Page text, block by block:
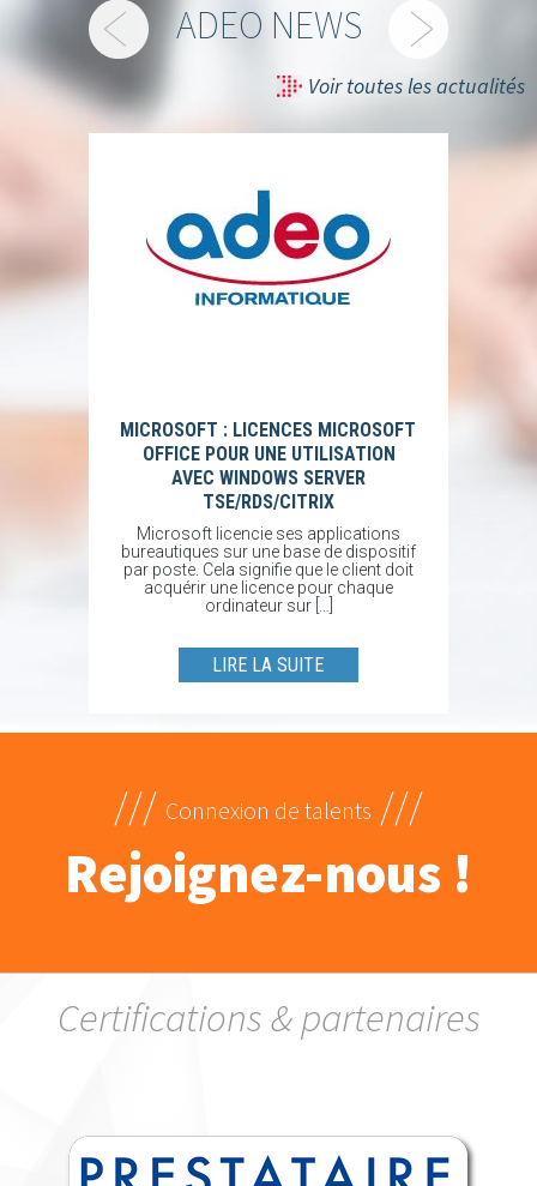
ADEO NEWS
Voir toutes les actualités
MICROSOFT : LICENCES MICROSOFT
OFFICE POUR UNE UTILISATION
AVEC WINDOWS SERVER
TSE/RDS/CITRIX
Microsoft licencie ses applications
bureautiques sur une base de dispositif
par poste. Cela signifie que le client doit
acquérir une licence pour chaque
ordinateur sur […]
LIRE LA SUITE
/// Connexion de talents ///
Rejoignez-nous !
Certifications & partenaires